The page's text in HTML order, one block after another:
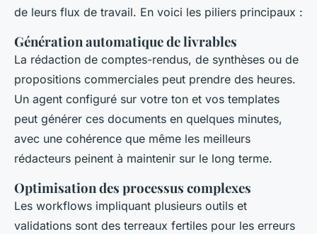
de leurs flux de travail. En voici les piliers principaux :
Génération automatique de livrables
La rédaction de comptes-rendus, de synthèses ou de
propositions commerciales peut prendre des heures.
Un agent configuré sur votre ton et vos templates
peut générer ces documents en quelques minutes,
avec une cohérence que même les meilleurs
rédacteurs peinent à maintenir sur le long terme.
Optimisation des processus complexes
Les workflows impliquant plusieurs outils et
validations sont des terreaux fertiles pour les erreurs